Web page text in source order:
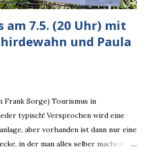
am 7.5. (20 Uhr) mit
und Paula
Frank Sorge) Tourismus in
typisch! Versprochen wird eine
aber vorhanden ist dann nur eine
in der man alles selber machen